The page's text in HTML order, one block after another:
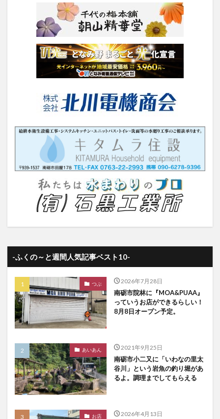
-ふくの～と週間人気記事ベスト10-
つぶ 2026年7月28日
南砺市院林に『MOA&PUAA』
っていうお店ができるらしい！
8月8日オープン予定。
あいあん 2021年9月25日
南砺市小二又に「いわなの里太
谷川」という岩魚の釣り堀があ
るよ。調理までしてもらえる
お店 2026年4月13日